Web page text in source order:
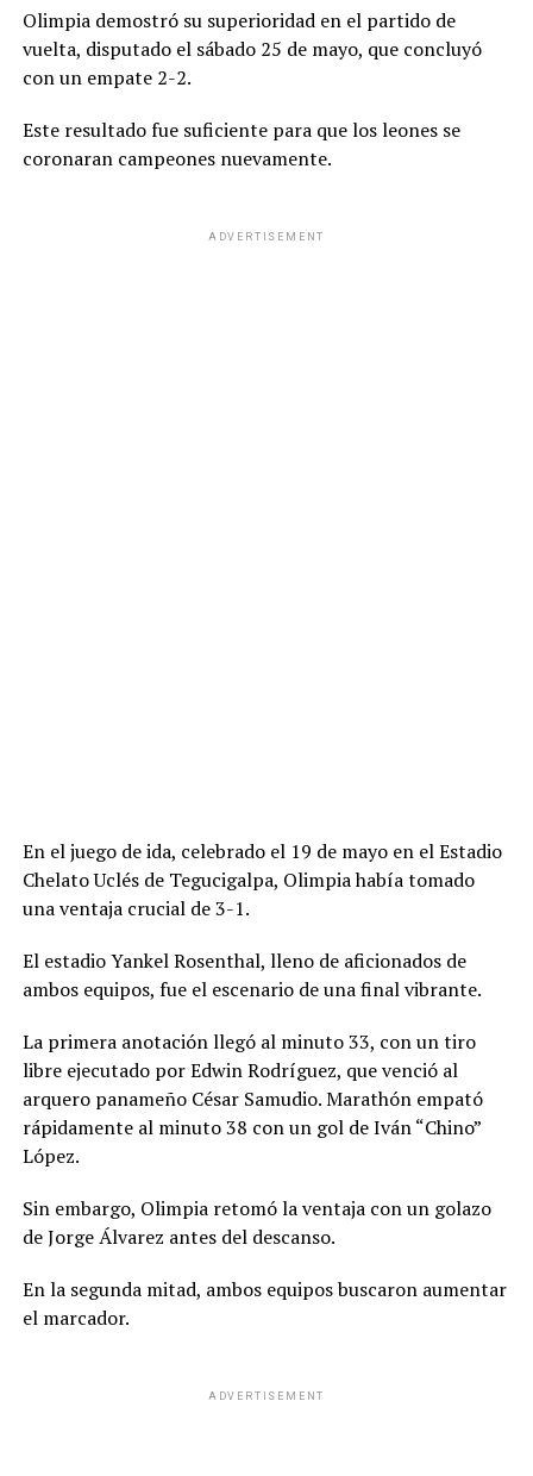
Olimpia demostró su superioridad en el partido de
vuelta, disputado el sábado 25 de mayo, que concluyó
con un empate 2-2.
Este resultado fue suficiente para que los leones se
coronaran campeones nuevamente.
ADVERTISEMENT
En el juego de ida, celebrado el 19 de mayo en el Estadio
Chelato Uclés de Tegucigalpa, Olimpia había tomado
una ventaja crucial de 3-1.
El estadio Yankel Rosenthal, lleno de aficionados de
ambos equipos, fue el escenario de una final vibrante.
La primera anotación llegó al minuto 33, con un tiro
libre ejecutado por Edwin Rodríguez, que venció al
arquero panameño César Samudio. Marathón empató
rápidamente al minuto 38 con un gol de Iván “Chino”
López.
Sin embargo, Olimpia retomó la ventaja con un golazo
de Jorge Álvarez antes del descanso.
En la segunda mitad, ambos equipos buscaron aumentar
el marcador.
ADVERTISEMENT